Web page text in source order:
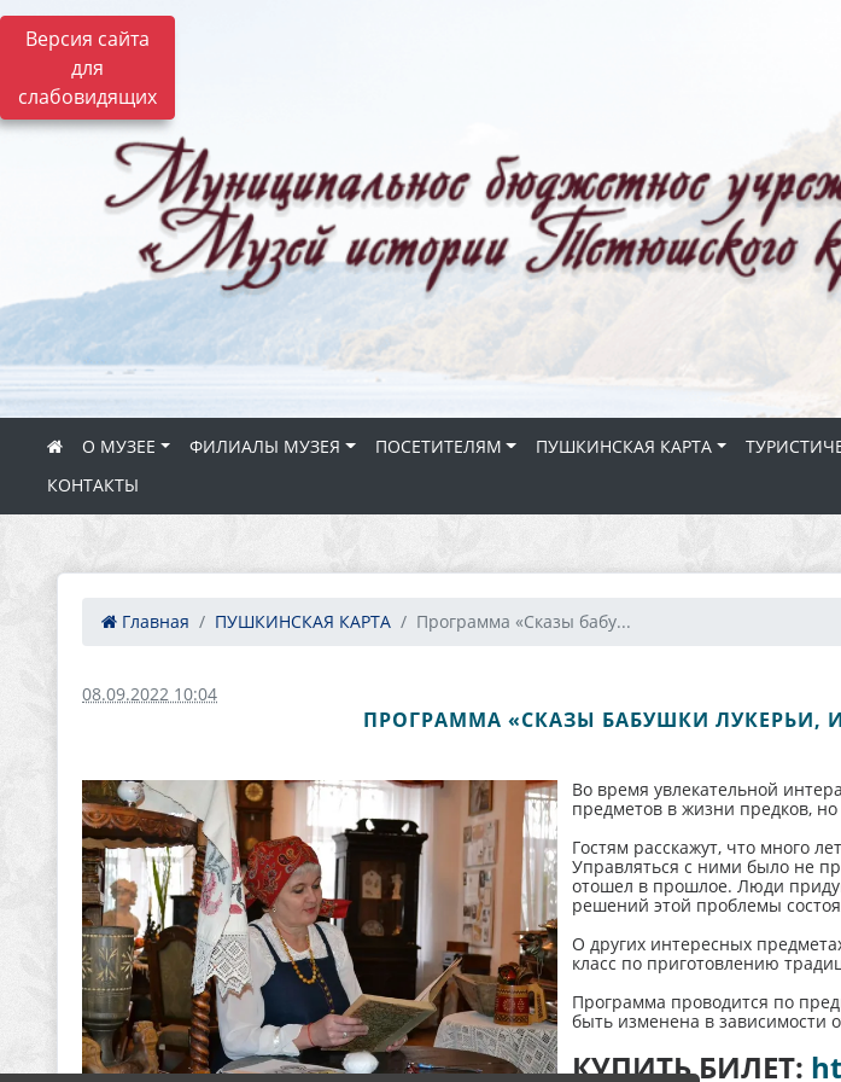
Версия сайта
для
слабовидящих
О МУЗЕЕ ФИЛИАЛЫ МУЗЕЯ ПОСЕТИТЕЛЯМ ПУШКИНСКАЯ КАРТА
КОНТАКТЫ
Главная ПУШКИНСКАЯ КАРТА Программа «Сказы бабу...
08.09.2022 10:04
ПРОГРАММА «СКАЗЫ БАБУШКИ ЛУКЕРЬИ,
Во время увлекательной
предметов в жизни предков,
Гостям расскажут, что много
Управляться с ними было не
отошел в прошлое. Люди
решений этой проблемы
О других интересных
класс по приготовлению
Программа проводится по
быть изменена в зависимости
КУПИТЬ БИЛЕТ: